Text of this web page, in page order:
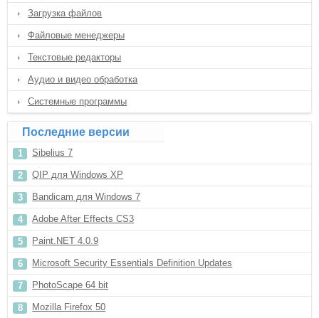
Загрузка файлов
Файловые менеджеры
Текстовые редакторы
Аудио и видео обработка
Системные программы
Последние версии
Sibelius 7
QIP для Windows XP
Bandicam для Windows 7
Adobe After Effects CS3
Paint.NET 4.0.9
Microsoft Security Essentials Definition Updates
PhotoScape 64 bit
Mozilla Firefox 50